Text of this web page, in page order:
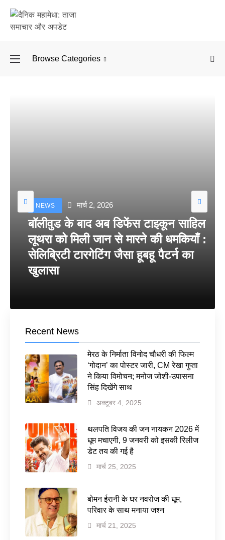
Browse Categories
NEWS मार्च 2, 2026
बॉलीवुड के बाद अब डिफेंस टाइकून साहिल
लूथरा को मिली जान से मारने की धमकियाँ :
सेलिब्रिटी टारगेटिंग जैसा हूबहू पैटर्न का
खुलासा
Recent News
मेरठ के निर्माता विनोद चौधरी की फिल्म
‘गोदान’ का पोस्टर जारी, CM रेखा गुप्ता
ने किया विमोचन; मनोज जोशी-उपासना
सिंह दिखेंगे साथ
अक्टूबर 4, 2025
थलपति विजय की जन नायकन 2026 में
धूम मचाएगी, 9 जनवरी को इसकी रिलीज
डेट तय की गई है
मार्च 25, 2025
बोमन ईरानी के घर नवरोज की धूम,
परिवार के साथ मनाया जश्न
मार्च 21, 2025